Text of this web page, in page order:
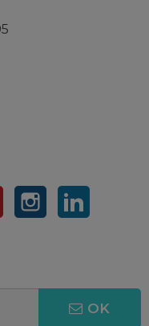
PinterestInstagram
OK